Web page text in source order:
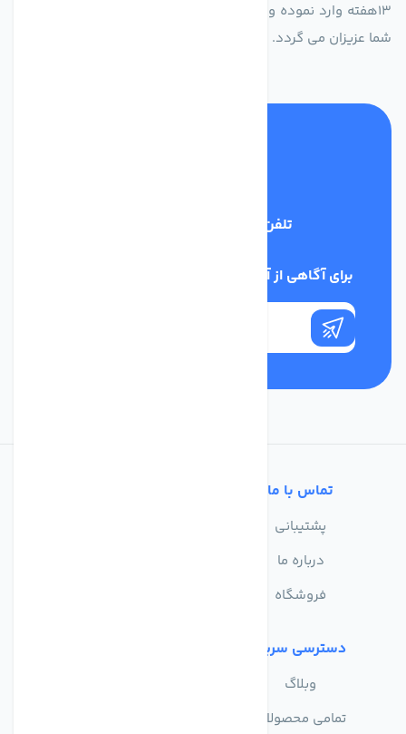
13هفته وارد نموده و این عمر باعث صرفه جویی در هزینه و زمان
شما عزیزان می گردد.
تلفن پشتیبانی
برای آگاهی از آخرین اخبار در خبرنامه ما عضو شوید
تماس با ما
پشتیبانی
درباره ما
فروشگاه
دسترسی سریع
وبلاگ
تمامی محصولات